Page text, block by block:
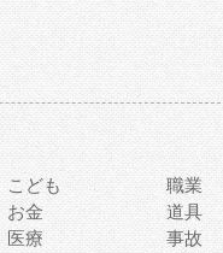
こども 職業
お金 道具
医療 事故